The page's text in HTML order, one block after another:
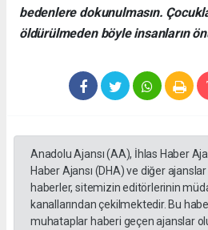
bedenlere dokunulmasın.
öldürülmeden böyle insanların
Anadolu Ajansı (AA), İhlas Haber
Haber Ajansı (DHA) ve diğer
haberler, sitemizin editörlerinin
kanallarından çekilmektedir. Bu
muhataplar haberi geçen ajanslar